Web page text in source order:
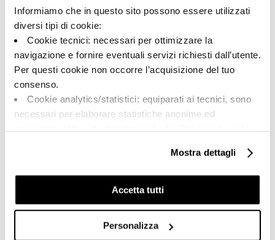
Informiamo che in questo sito possono essere utilizzati
diversi tipi di cookie:
Cookie tecnici: necessari per ottimizzare la
navigazione e fornire eventuali servizi richiesti dall’utente.
Per questi cookie non occorre l’acquisizione del tuo
consenso.
Cookie analytics/statistici: equiparati ai tecnici, sono
necessari per elaborare statistiche anonime ed
Cookie di profilazione/marketing: sono utilizzati, solo
previo tuo consenso, per esaminare le tue abitudini di
navigazione e mostrarti quindi avvisi pubblicitari mirati, in
linea con le tue preferenze.
cookie di profilazione, selezionando uno dei bottoni sotto
Mostra dettagli
Accetta tutti
Personalizza
Типология:
Специальные элементы
Формат:
6.0x120.0
Внешний вид поверхности:
Глянцевый
Разнотон:
V1
Единица измерения: